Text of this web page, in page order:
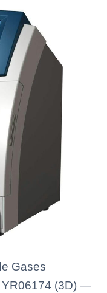
Gases
YR06174 (3D) —